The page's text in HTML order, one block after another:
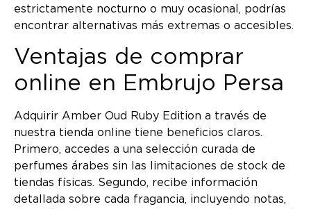
estrictamente nocturno o muy ocasional, podrías
encontrar alternativas más extremas o accesibles.
Ventajas de comprar
online en Embrujo Persa
Adquirir Amber Oud Ruby Edition a través de
nuestra tienda online tiene beneficios claros.
Primero, accedes a una selección curada de
perfumes árabes sin las limitaciones de stock de
tiendas físicas. Segundo, recibe información
detallada sobre cada fragancia, incluyendo notas,